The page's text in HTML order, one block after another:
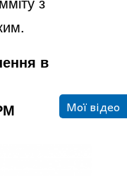
в
Мої відео